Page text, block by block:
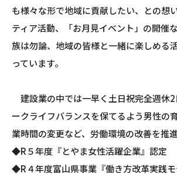
も様々な形で地域に貢献したい、との想
ティア活動、「お月見イベント」の開催
族は勿論、地域の皆様と一緒に楽しめる
っています。
建設業の中では一早く土日祝完全週休
ークライフバランスを保てるよう男性の
業時間の変更など、労働環境の改善を推進
◆R５年度『とやま女性活躍企業』認定
◆R４年度富山県事業『働き方改革実践